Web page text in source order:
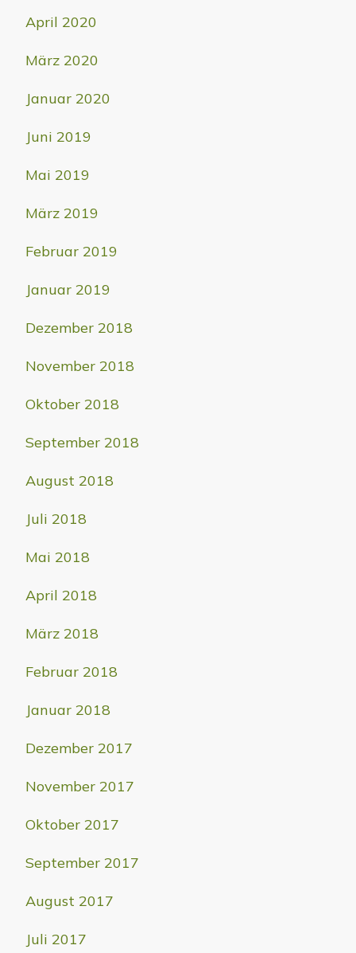
April 2020
März 2020
Januar 2020
Juni 2019
Mai 2019
März 2019
Februar 2019
Januar 2019
Dezember 2018
November 2018
Oktober 2018
September 2018
August 2018
Juli 2018
Mai 2018
April 2018
März 2018
Februar 2018
Januar 2018
Dezember 2017
November 2017
Oktober 2017
September 2017
August 2017
Juli 2017